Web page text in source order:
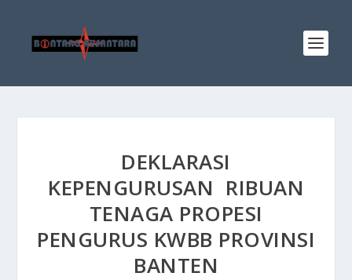
DEKLARASI
KEPENGURUSAN RIBUAN
TENAGA PROPESI
PENGURUS KWBB PROVINSI
BANTEN